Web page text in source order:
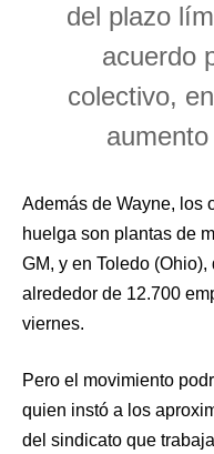
del plazo
acuerdo
colectivo,
Además de Wayne, los
huelga son plantas de
GM, y en Toledo
alrededor de 12.700
viernes.
Pero el movimiento
quien instó a los
del sindicato que